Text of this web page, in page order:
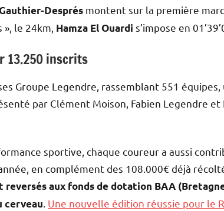
Després montent sur la première
», le 24km, Hamza El Ouardi s’impose en
13.250 inscrits
Groupe Legendre, rassemblant 551
par Clément Moison, Fabien Legendre
sportive, chaque coureur a aussi
en complément des 108.000€ déjà
reversés aux fonds de dotation BAA
cerveau Une nouvelle édition réussie pour le